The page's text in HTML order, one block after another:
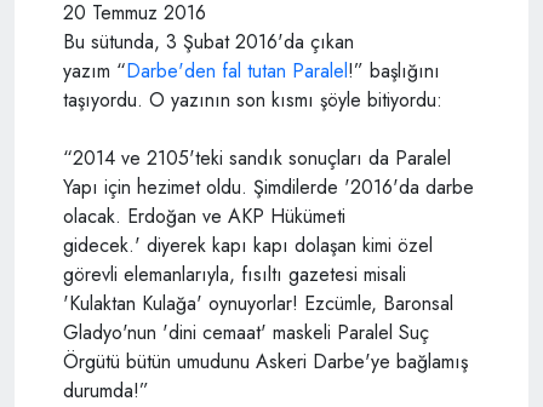
20 Temmuz 2016
Bu sütunda, 3 Şubat 2016'da çıkan
yazım “Darbe'den fal tutan Paralel!” başlığını
taşıyordu. O yazının son kısmı şöyle bitiyordu:
“2014 ve 2105'teki sandık sonuçları da Paralel
Yapı için hezimet oldu. Şimdilerde '2016'da darbe
olacak. Erdoğan ve AKP Hükümeti
gidecek.' diyerek kapı kapı dolaşan kimi özel
görevli elemanlarıyla, fısıltı gazetesi misali
'Kulaktan Kulağa' oynuyorlar! Ezcümle, Baronsal
Gladyo'nun 'dini cemaat' maskeli Paralel Suç
Örgütü bütün umudunu Askeri Darbe'ye bağlamış
durumda!”